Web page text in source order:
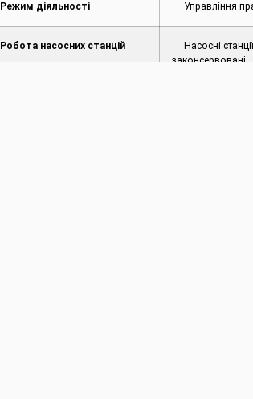
Режим діяльності Управління
Робота насосних станцій
Насосні
законсервовані.